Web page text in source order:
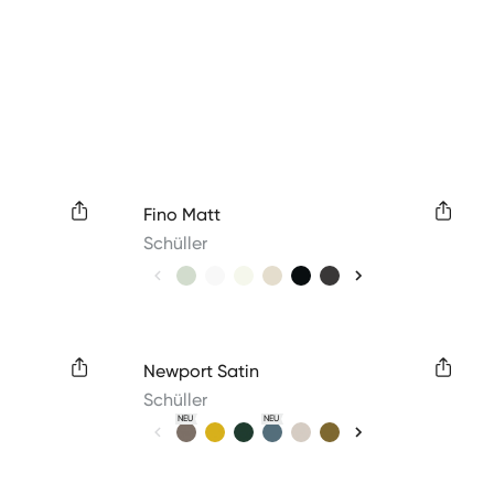
Fino Matt
Schüller
Newport Satin
Schüller
NEU NEU